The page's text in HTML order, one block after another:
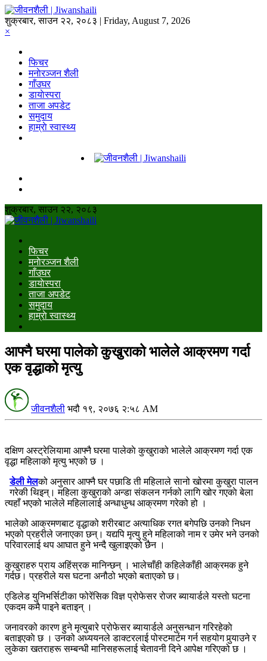
शुक्रबार, साउन २२, २०८३ | Friday, August 7, 2026
×
फिचर
मनाेरञ्जन शैली
गाँउघर
डायाेस्परा
ताजा अपडेट
समुदाय
हाम्राे स्वास्थ्य
शुक्रबार, साउन २२, २०८३
फिचर
मनाेरञ्जन शैली
गाँउघर
डायाेस्परा
ताजा अपडेट
समुदाय
हाम्राे स्वास्थ्य
आफ्नै घरमा पालेकाे कुखुराको भालेले आक्रमण गर्दा
एक वृद्धाको मृत्यु
जीवनशैली भदौ १९, २०७६ २:५८ AM
दक्षिण अस्ट्रेलियामा आफ्नै घरमा पालेकाे कुखुराको भालेले आक्रमण गर्दा एक
वृद्धा महिलाको मृत्यु भएको छ ।
डेली मेलको अनुसार आफ्नै घर पछाडि ती महिलाले सानो खोरमा कुखुरा पालन
गरेकी थिइन्। महिला कुखुराको अन्डा संकलन गर्नको लागि खोर गएकाे बेला
त्यहाँ भएको भालेले महिलालाई अन्धाधुन्ध आक्रमण गरेको हो ।
भालेको आक्रमणबाट वृद्धाको शरीरबाट अत्याधिक रगत बगेपछि उनको निधन
भएको प्रहरीले जनाएका छन्। यद्यपि मृत्यु हुने महिलाको नाम र उमेर भने उनको
परिवारलाई थप आघात हुने भन्दै खुलाइएको छैन ।
कुखुराहरु प्राय अहिंस्रक मानिन्छन् । भालेचाँही कहिलेकाँही आक्रमक हुने
गर्दछ। प्रहरीले यस घटना अनौठो भएको बताएको छ।
एडिलेड युनिभर्सिटीका फोरेंसिक विज्ञ प्रोफेसर रोजर ब्यायार्डले यस्ताे घटना
एकदम कमै पाइने बताइन् ।
जनावरको कारण हुने मृत्युबारे प्रोफेसर ब्यायार्डले अनुसन्धान गरिरहेकाे
बताइएकाे छ । उनको अध्ययनले डाक्टरलाई पोस्टमार्टम गर्न सहयोग पुर्‍याउने र
लुकेका खतराहरू सम्बन्धी मानिसहरूलाई चेतावनी दिने आपेक्ष गरिएको छ ।